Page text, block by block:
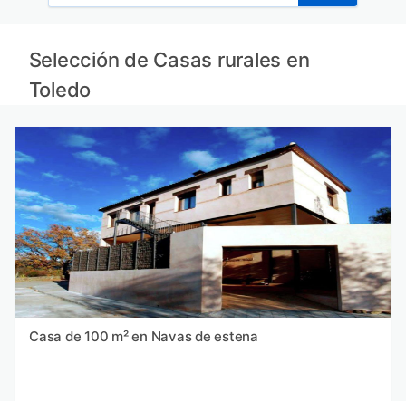
Casas rurales en Ávila
Casas rurales en Brihuega provincia
Selección de Casas rurales en
Toledo
Casa de 100 m² en Navas de estena